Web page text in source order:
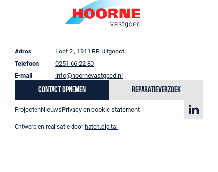
Adres
Loet 2 , 1911 BR Uitgeest
Telefoon
0251 66 22 80
E-mail
info@hoornevastgoed.nl
Contact opnemen Reparatieverzoek
ProjectenNieuwsPrivacy en cookie statement
Ontwerp en realisatie door hatch.digital